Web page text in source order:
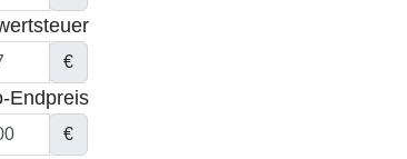
€
Endpreis
€